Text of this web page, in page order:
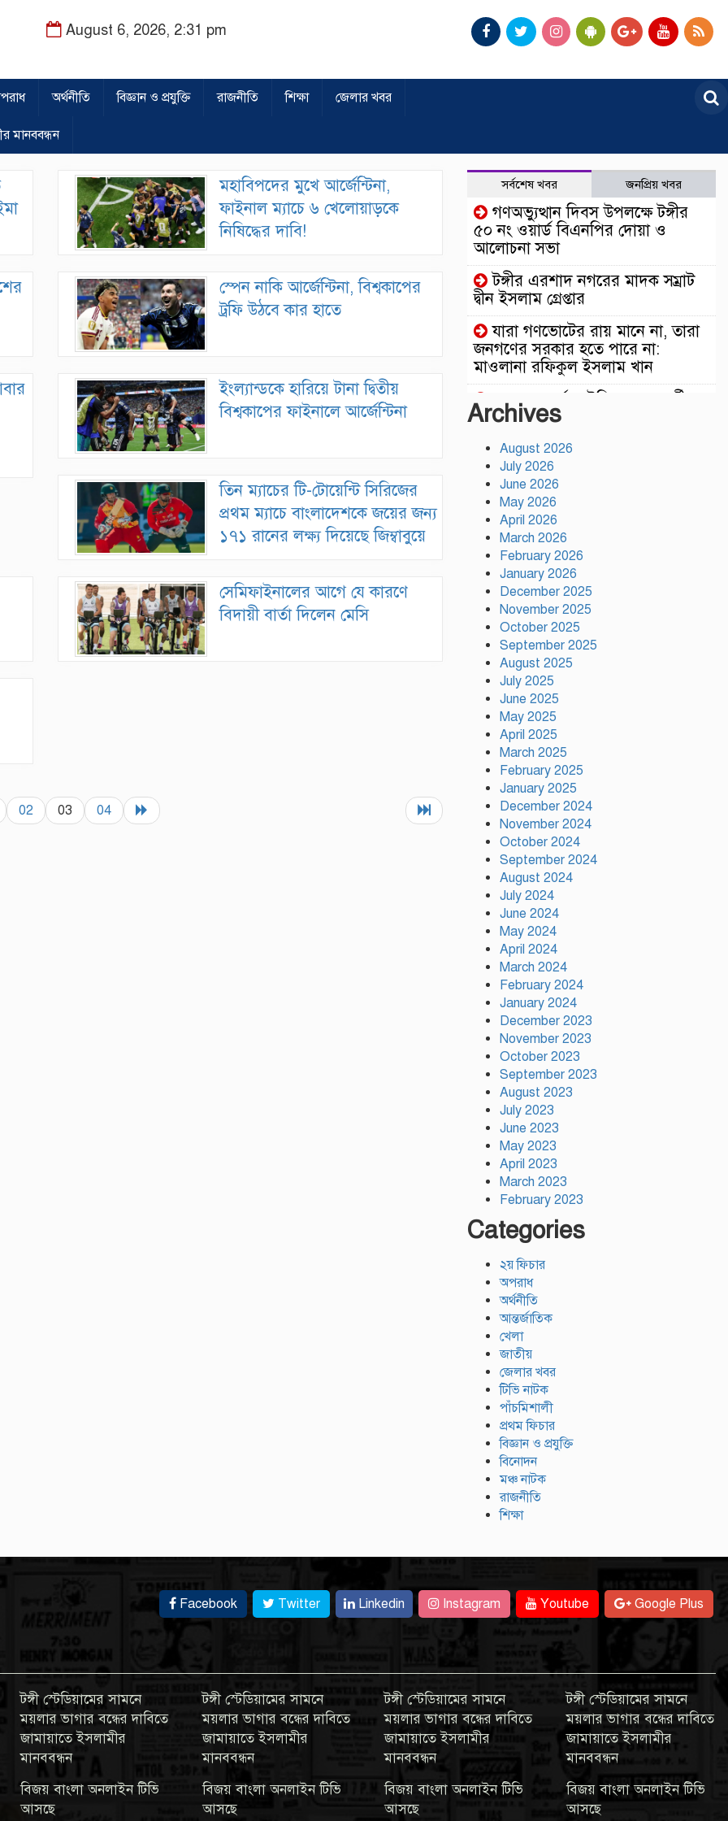
August 6, 2026, 2:31 pm
অর্থনীতি বিজ্ঞান ও প্রযুক্তি রাজনীতি শিক্ষা জেলার খবর
মানববন্ধন
মহাবিপদের মুখে আর্জেন্টিনা,
ফাইনাল ম্যাচে ৬ খেলোয়াড়কে
নিষিদ্ধের দাবি!
স্পেন নাকি আর্জেন্টিনা, বিশ্বকাপের
ট্রফি উঠবে কার হাতে
ইংল্যান্ডকে হারিয়ে টানা দ্বিতীয়
বিশ্বকাপের ফাইনালে আর্জেন্টিনা
তিন ম্যাচের টি-টোয়েন্টি সিরিজের
প্রথম ম্যাচে বাংলাদেশকে জয়ের জন্য
১৭১ রানের লক্ষ্য দিয়েছে জিম্বাবুয়ে
সেমিফাইনালের আগে যে কারণে
বিদায়ী বার্তা দিলেন মেসি
02 03 04
সর্বশেষ খবর জনপ্রিয় খবর
গণঅভ্যুত্থান দিবস উপলক্ষে টঙ্গীর
৫০ নং ওয়ার্ড বিএনপির দোয়া ও
আলোচনা সভা
টঙ্গীর এরশাদ নগরের মাদক সম্রাট
দ্বীন ইসলাম গ্রেপ্তার
যারা গণভোটের রায় মানে না, তারা
জনগণের সরকার হতে পারে না:
মাওলানা রফিকুল ইসলাম খান
৫৩নং ওয়ার্ড কাউন্সিলর পদপ্রার্থী
পীরজাদা মো: নোয়াব আলী উমরা হজ¦
সৌজন্য সাক্ষাৎ
মুক্তিযোদ্ধাদের মতো
জুলাইযোদ্ধাদেরও সুযোগ-সুবিধা দেওয়া
হবে: ভূমিমন্ত্রী মিজানুর রহমান মিনু
টঙ্গীতে নৈরাজ্য প্রতিরোধে
স্বেচ্ছাসেবক দলের অবস্থান কর্মসূচি
হাসিনাকে অডিও বার্তার সুযোগ
দেওয়া ভারতের ‘ডাবল স্ট্যান্ডার্ড’:
রিজভী
গাজীপুর সাংবাদিক সমিতির
মাসব্যাপী বৃক্ষরোপণ কর্মসূচির উদ্বোধন
গাজীপুরে নানা আয়োজনে জুলাই
গণ-অভ্যুত্থান দিবস পালিত
টঙ্গীর মাজার বস্তিতে অভিযান অস্ত্র
মাদকসহ ৩জন গ্রেফতার
Archives
August 2026
July 2026
June 2026
May 2026
April 2026
March 2026
February 2026
January 2026
December 2025
November 2025
October 2025
September 2025
August 2025
July 2025
June 2025
May 2025
April 2025
March 2025
February 2025
January 2025
December 2024
November 2024
October 2024
September 2024
August 2024
July 2024
June 2024
May 2024
April 2024
March 2024
February 2024
January 2024
December 2023
November 2023
October 2023
September 2023
August 2023
July 2023
June 2023
May 2023
April 2023
March 2023
February 2023
Categories
২য় ফিচার
অপরাধ
অর্থনীতি
আন্তর্জাতিক
খেলা
জাতীয়
জেলার খবর
টিভি নাটক
পাঁচমিশালী
প্রথম ফিচার
বিজ্ঞান ও প্রযুক্তি
বিনোদন
মঞ্চ নাটক
রাজনীতি
শিক্ষা
Facebook Twitter Linkedin Instagram Youtube Google Plus
টঙ্গী স্টেডিয়ামের সামনে
ময়লার ভাগার বন্ধের দাবিতে
জামায়াতে ইসলামীর
মানববন্ধন
বিজয় বাংলা অনলাইন টিভি
আসছে
টঙ্গী স্টেডিয়ামের সামনে
ময়লার ভাগার বন্ধের দাবিতে
জামায়াতে ইসলামীর
মানববন্ধন
বিজয় বাংলা অনলাইন টিভি
আসছে
টঙ্গী স্টেডিয়ামের সামনে
ময়লার ভাগার বন্ধের দাবিতে
জামায়াতে ইসলামীর
মানববন্ধন
বিজয় বাংলা অনলাইন টিভি
আসছে
টঙ্গী স্টেডিয়ামের সামনে
ময়লার ভাগার বন্ধের দাবিতে
জামায়াতে ইসলামীর
মানববন্ধন
বিজয় বাংলা অনলাইন টিভি
আসছে